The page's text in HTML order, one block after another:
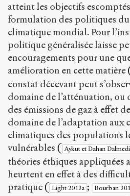
atteint les objectifs
formulation des politiques
climatique mondial. Pour
politique généralisée laisse
encouragements pour une
amélioration en cette matière
constat décevant peut
domaine de l’atténuation, ou
des émissions de gaz à effet
domaine de l’adaptation aux
climatiques des populations
vulnérables ( Aykut et Dahan
théories éthiques appliquées
heurtent en effet à des
pratique ( Light 2012a ; Bourban